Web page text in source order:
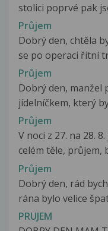
stolici poprvé pak
Průjem
Dobrý den, chtěla
se po operaci řitní
Průjem
Dobrý den, manžel
jídelníčkem, který
Průjem
V noci z 27. na 28.
celém těle, průjem,
Průjem
Dobrý den, rád
rána bylo velice
PRUJEM